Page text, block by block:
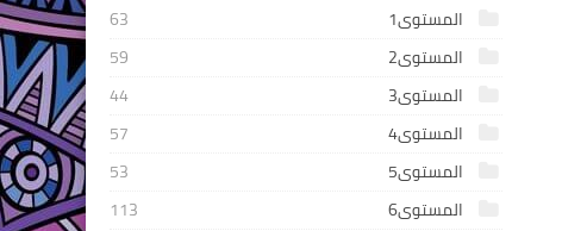
المستوى1
63
المستوى2
59
المستوى3
44
المستوى4
57
المستوى5
53
المستوى6
113